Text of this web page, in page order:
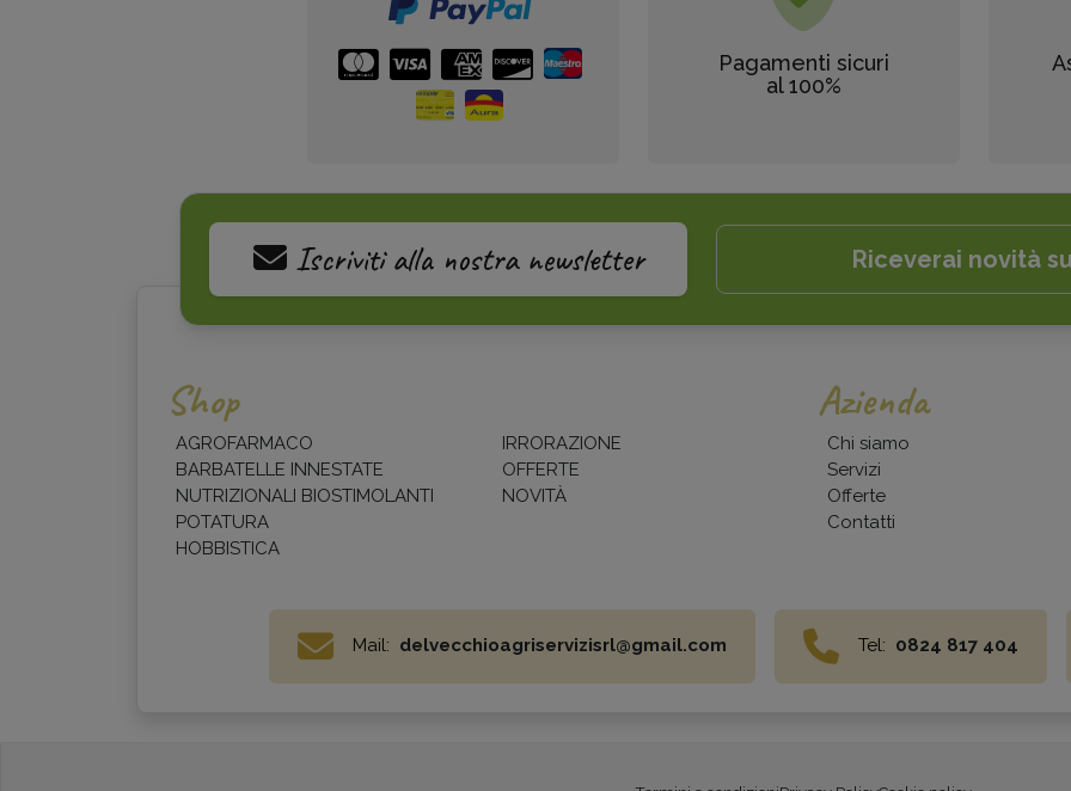
Pagamenti sicuri
al 100%
Iscriviti alla nostra newsletter Riceverai novità
Shop
AGROFARMACO
BARBATELLE INNESTATE
NUTRIZIONALI BIOSTIMOLANTI
POTATURA
HOBBISTICA
IRRORAZIONE
OFFERTE
NOVITÀ
Azienda
Chi siamo
Servizi
Offerte
Contatti
Mail: delvecchioagriservizisrl@gmail.com Tel: 0824 817 404